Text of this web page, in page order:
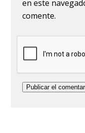
en este
comente.